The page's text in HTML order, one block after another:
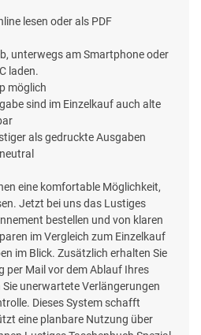
lesen oder als PDF
unterwegs am Smartphone oder
laden.
möglich
sind im Einzelkauf auch alte
als gedruckte Ausgaben
eine komfortable Möglichkeit,
Jetzt bei uns das Lustiges
bestellen und von klaren
im Vergleich zum Einzelkauf
im Blick. Zusätzlich erhalten Sie
per Mail vor dem Ablauf Ihres
unerwartete Verlängerungen
Dieses System schafft
eine planbare Nutzung über